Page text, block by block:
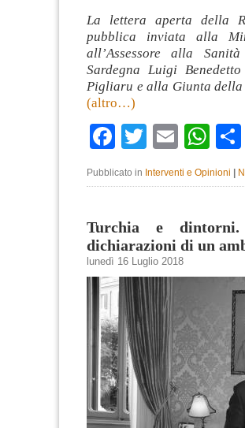
La lettera aperta della
pubblica inviata alla
all’Assessore alla
Sardegna Luigi
Pigliaru e alla Giunta della
(altro…)
Facebook
TwitterEmail
Pubblicato in Interventi e Opinioni |
Turchia e dintorni.
dichiarazioni di un
lunedì 16 Luglio 2018